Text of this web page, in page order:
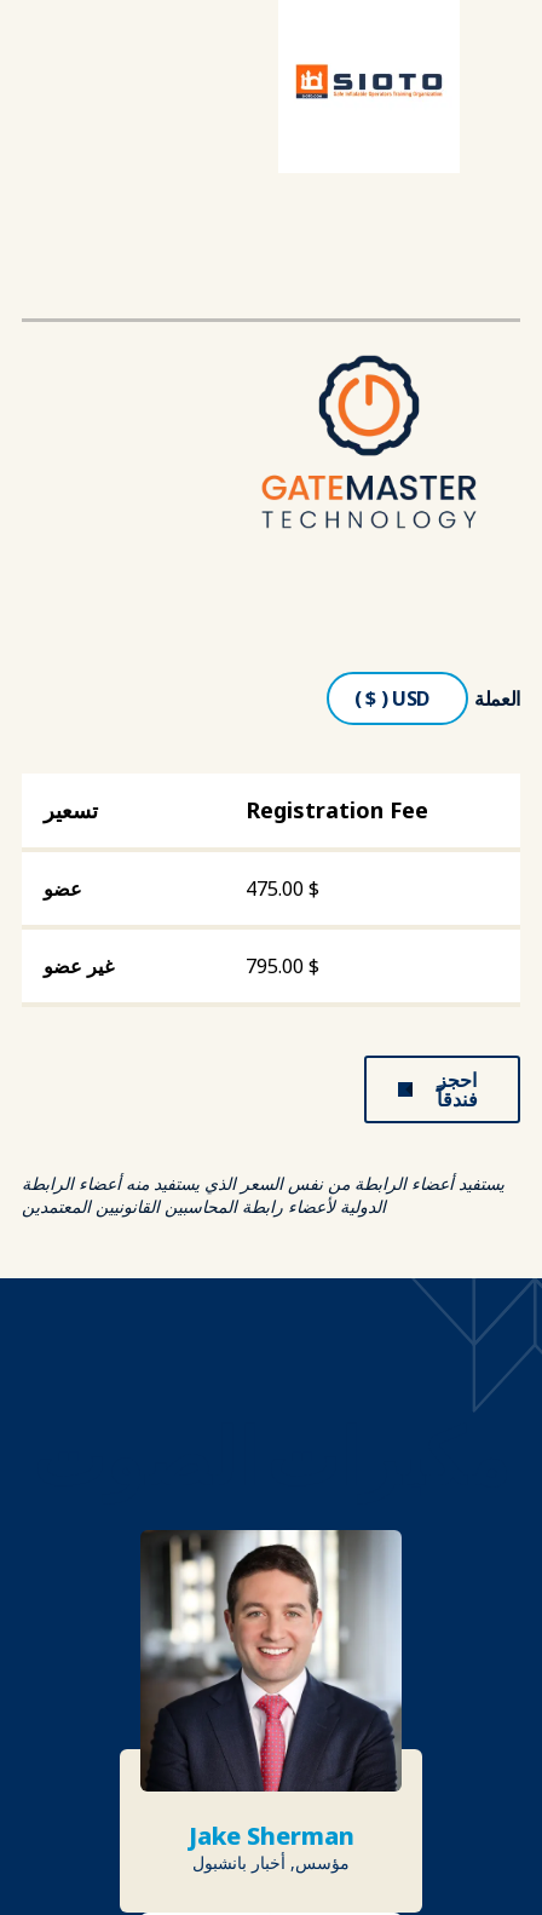
العملة
Registration Fee
$
475.00
$
795.00
احجز
فندقاً
يستفيد أعضاء الرابطة من نفس السعر الذي يستفيد منه أعضاء الرابطة
الدولية لأعضاء رابطة المحاسبين القانونيين المعتمدين
Jake Sherman
مؤسس, أخبار بانشبول